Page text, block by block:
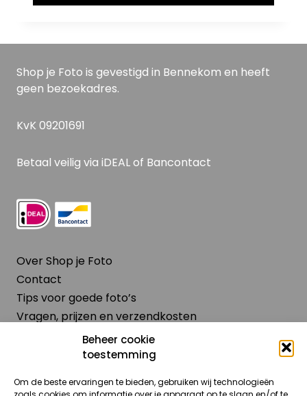
Beheer cookie
toestemming
Om de beste ervaringen te bieden, gebruiken wij technologieën
Shop je Foto is gevestigd in Bennekom en heeft
geen bezoekadres.
KvK 09201691
Betaal veilig via iDEAL of Bancontact
Over Shop je Foto
Contact
Tips voor goede foto’s
Vragen, prijzen en verzendkosten
Algemene voorwaarden
Retourbeleid
Cookiebeleid (EU)